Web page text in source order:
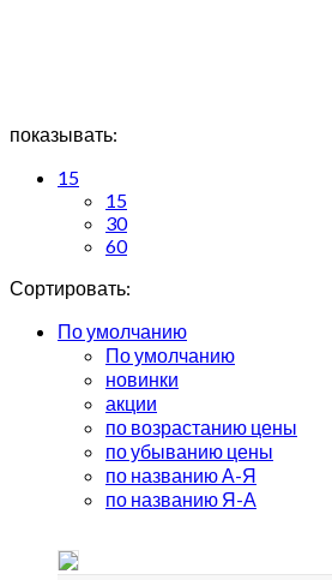
показывать:
15
15
30
60
Сортировать:
По умолчанию
По умолчанию
новинки
акции
по возрастанию цены
по убыванию цены
по названию А-Я
по названию Я-А